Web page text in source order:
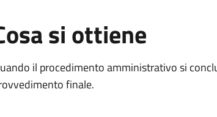
si ottiene
il procedimento amministrativo si
finale.